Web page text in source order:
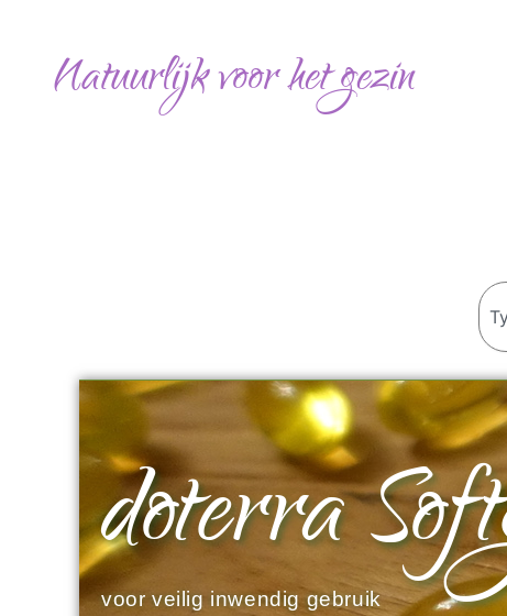
Natuurlijk voor het gezin
doterra
voor veilig inwendig gebruik